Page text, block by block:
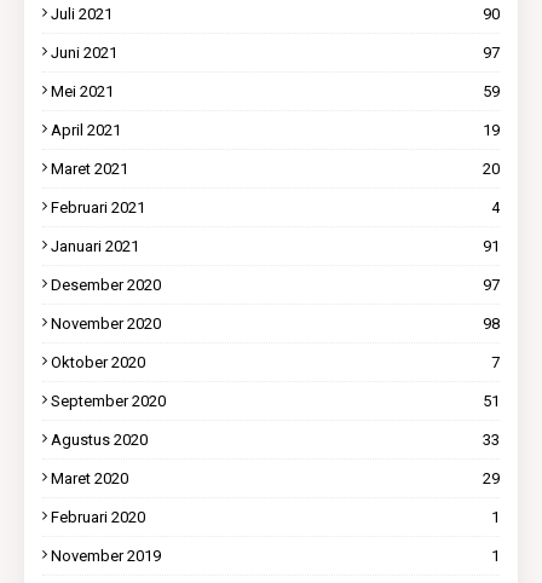
Juli 2021 90
Juni 2021 97
Mei 2021 59
April 2021 19
Maret 2021 20
Februari 2021 4
Januari 2021 91
Desember 2020 97
November 2020 98
Oktober 2020 7
September 2020 51
Agustus 2020 33
Maret 2020 29
Februari 2020 1
November 2019 1